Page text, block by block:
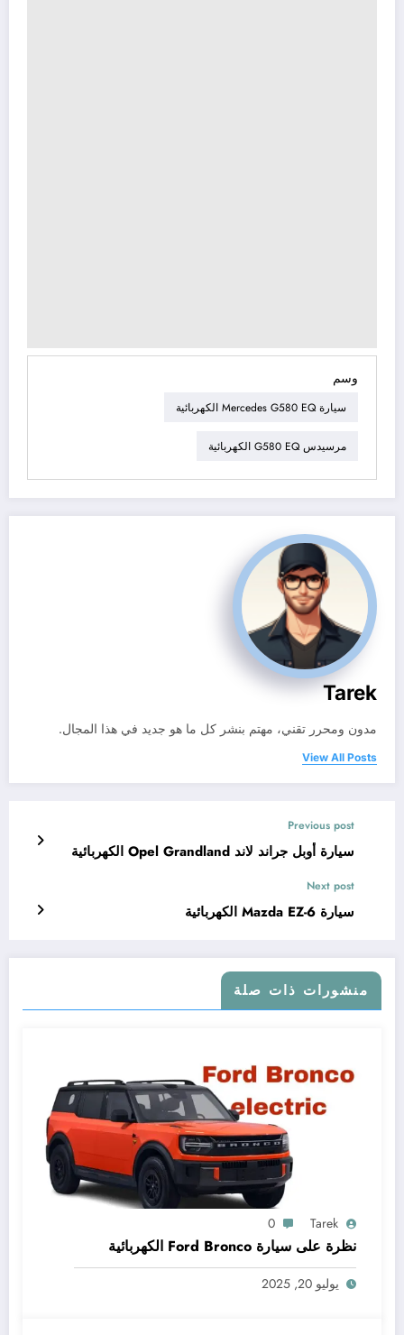
وسم
سيارة Mercedes G580 EQ الكهربائية
مرسيدس G580 EQ الكهربائية
Tarek
مدون ومحرر تقني، مهتم بنشر كل ما هو جديد في هذا المجال.
View All Posts
Previous post
سيارة أوبل جراند لاند Opel Grandland الكهربائية
Next post
سيارة Mazda EZ-6 الكهربائية
منشورات ذات صلة
Tarek
0
نظرة على سيارة Ford Bronco الكهربائية
يوليو 20, 2025